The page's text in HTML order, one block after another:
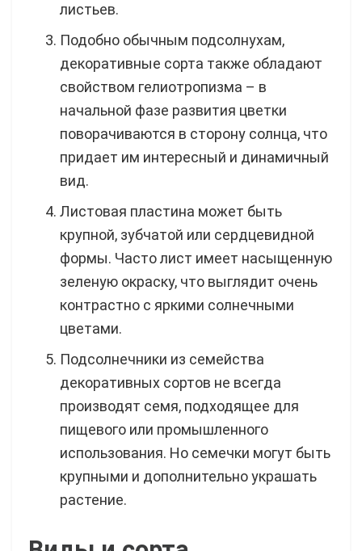
листьев.
Подобно обычным подсолнухам,
декоративные сорта также обладают
свойством гелиотропизма – в
начальной фазе развития цветки
поворачиваются в сторону солнца, что
придает им интересный и динамичный
вид.
Листовая пластина может быть
крупной, зубчатой или сердцевидной
формы. Часто лист имеет насыщенную
зеленую окраску, что выглядит очень
контрастно с яркими солнечными
цветами.
Подсолнечники из семейства
декоративных сортов не всегда
производят семя, подходящее для
пищевого или промышленного
использования. Но семечки могут быть
крупными и дополнительно украшать
растение.